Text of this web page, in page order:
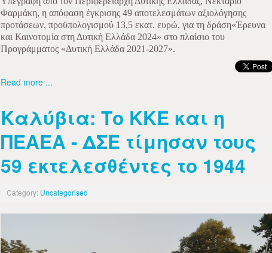
Φαρμάκη, η απόφαση έγκρισης 49 αποτελεσμάτων αξιολόγησης
προτάσεων, προϋπολογισμού 13,5 εκατ. ευρώ. για τη δράση«Έρευνα
και Καινοτομία στη Δυτική Ελλάδα 2024» στο πλαίσιο του
Προγράμματος «Δυτική Ελλάδα 2021-2027».
Read more ...
Καλύβια: Το ΚΚΕ και η
ΠΕΑΕΑ - ΔΣΕ τίμησαν τους
59 εκτελεσθέντες το 1944
Category: Uncategorised